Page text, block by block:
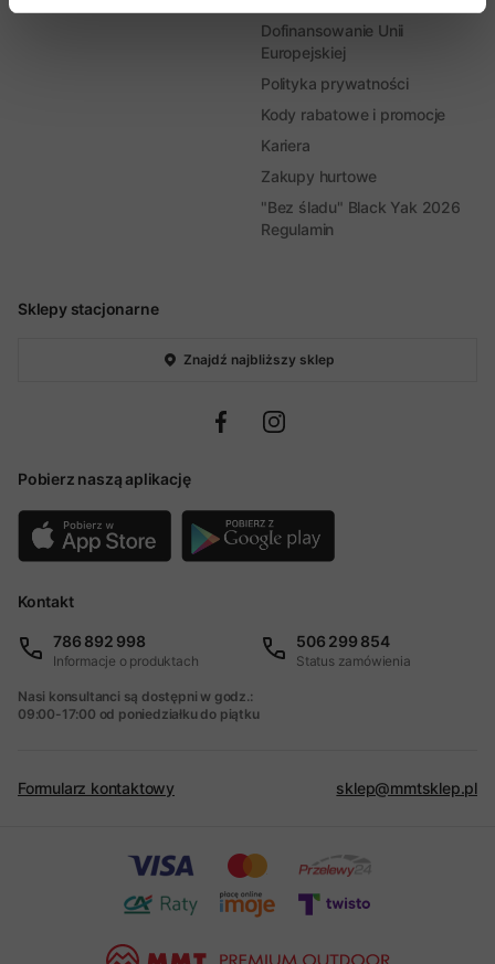
Sklepy stacjonarne
Znajdź najbliższy sklep
Pobierz naszą aplikację
Dofinansowanie Unii
Europejskiej
Polityka prywatności
Kody rabatowe i promocje
Kariera
Zakupy hurtowe
"Bez śladu" Black Yak 2026
Regulamin
Kontakt
786 892 998
Informacje o produktach
506 299 854
Status zamówienia
Nasi konsultanci są dostępni w godz.:
09:00-17:00 od poniedziałku do piątku
Formularz kontaktowy sklep@mmtsklep.pl